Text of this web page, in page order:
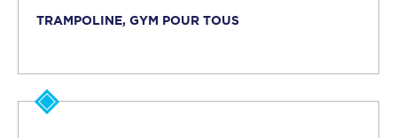
TRAMPOLINE, GYM POUR TOUS